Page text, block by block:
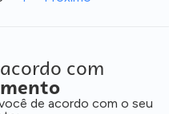
com
de acordo com o seu